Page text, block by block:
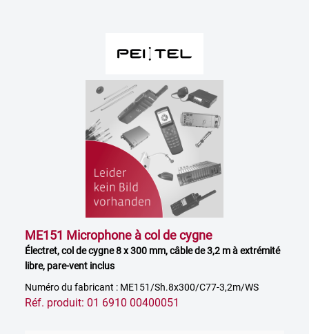
ME151 Microphone à col de cygne
Électret, col de cygne 8 x 300 mm, câble de 3,2 m à extrémité
libre, pare-vent inclus
Numéro du fabricant : ME151/Sh.8x300/C77-3,2m/WS
Réf. produit: 01 6910 00400051